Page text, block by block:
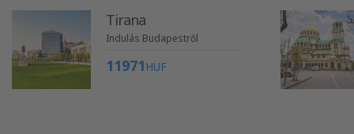
Tirana
Indulás Budapestről
11971 HUF